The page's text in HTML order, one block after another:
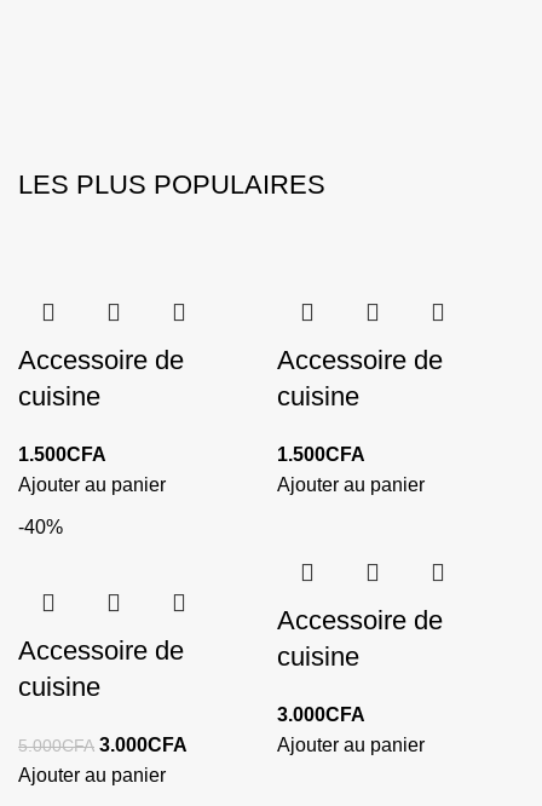
LES PLUS POPULAIRES
Accessoire de
cuisine
1.500CFA
Ajouter au panier
Accessoire de
cuisine
1.500CFA
Ajouter au panier
-40%
Accessoire de
cuisine
5.000CFA 3.000CFA
Ajouter au panier
Accessoire de
cuisine
3.000CFA
Ajouter au panier